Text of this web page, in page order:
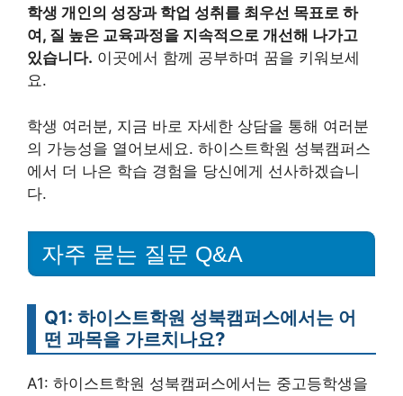
학생 개인의 성장과 학업 성취를 최우선 목표로 하
여, 질 높은 교육과정을 지속적으로 개선해 나가고
있습니다. 이곳에서 함께 공부하며 꿈을 키워보세
요.
학생 여러분, 지금 바로 자세한 상담을 통해 여러분
의 가능성을 열어보세요. 하이스트학원 성북캠퍼스
에서 더 나은 학습 경험을 당신에게 선사하겠습니
다.
자주 묻는 질문 Q&A
Q1: 하이스트학원 성북캠퍼스에서는 어
떤 과목을 가르치나요?
A1: 하이스트학원 성북캠퍼스에서는 중고등학생을